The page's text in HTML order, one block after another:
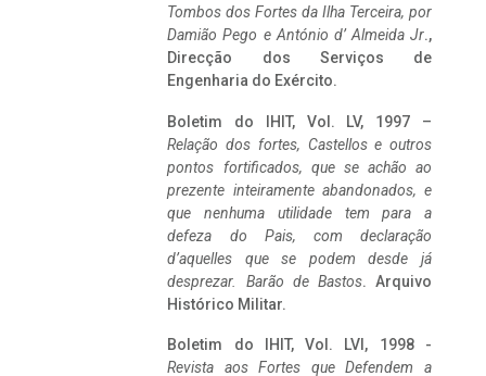
Tombos dos Fortes da Ilha Terceira, por
Damião Pego e António d’ Almeida Jr.,
Direcção dos Serviços de
Engenharia do Exército.
Boletim do IHIT, Vol. LV, 1997 –
Relação dos fortes, Castellos e outros
pontos fortificados, que se achão ao
prezente inteiramente abandonados, e
que nenhuma utilidade tem para a
defeza do Pais, com declaração
d’aquelles que se podem desde já
desprezar. Barão de Bastos. Arquivo
Histórico Militar.
Boletim do IHIT, Vol. LVI, 1998 -
Revista aos Fortes que Defendem a